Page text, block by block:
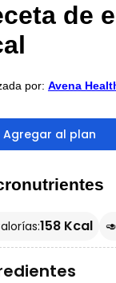
de
por: Avena
Agregar al plan
158 Kcal